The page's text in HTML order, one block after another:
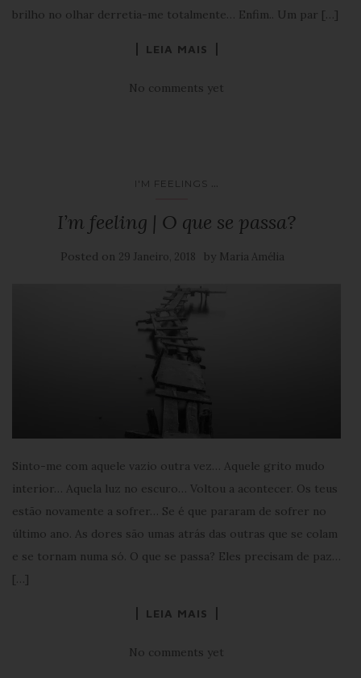
brilho no olhar derretia-me totalmente… Enfim.. Um par […]
LEIA MAIS
No comments yet
I'M FEELINGS
I’m feeling | O que se passa?
Posted on 29 Janeiro, 2018 by Maria Amélia
Sinto-me com aquele vazio outra vez… Aquele grito mudo
interior… Aquela luz no escuro… Voltou a acontecer. Os teus
estão novamente a sofrer… Se é que pararam de sofrer no
último ano. As dores são umas atrás das outras que se colam
e se tornam numa só. O que se passa? Eles precisam de paz…
[…]
LEIA MAIS
No comments yet